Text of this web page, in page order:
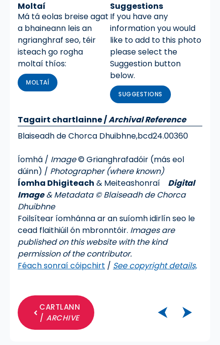
Moltaí
Má tá eolas breise agat
a bhaineann leis an
ngrianghraf seo, téir
isteach go rogha
moltaí thíos:
MOLTAÍ
Suggestions
If you have any
information you would
like to add to this photo
please select the
Suggestion button
below.
SUGGESTIONS
Tagairt chartlainne/Archival Reference
Blaiseadh de Chorca Dhuibhne,bcd24.00360
Íomhá / Image© Grianghrafadóir (más eol
dúinn) / Photographer (where known)
Íomha Dhigiteach & Meiteashonraí Digital
Image& Metadata © Blaiseadh de Chorca
Dhuibhne
Foilsítear íomhánna ar an suíomh idirlín seo le
cead flaithiúil ón mbronntóir. Images are
published on this website with the kind
permission of the contributor.
Féach sonraí cóipchirt / See copyright details,
CARTLANN
/ARCHIVE ⮜ ⮞